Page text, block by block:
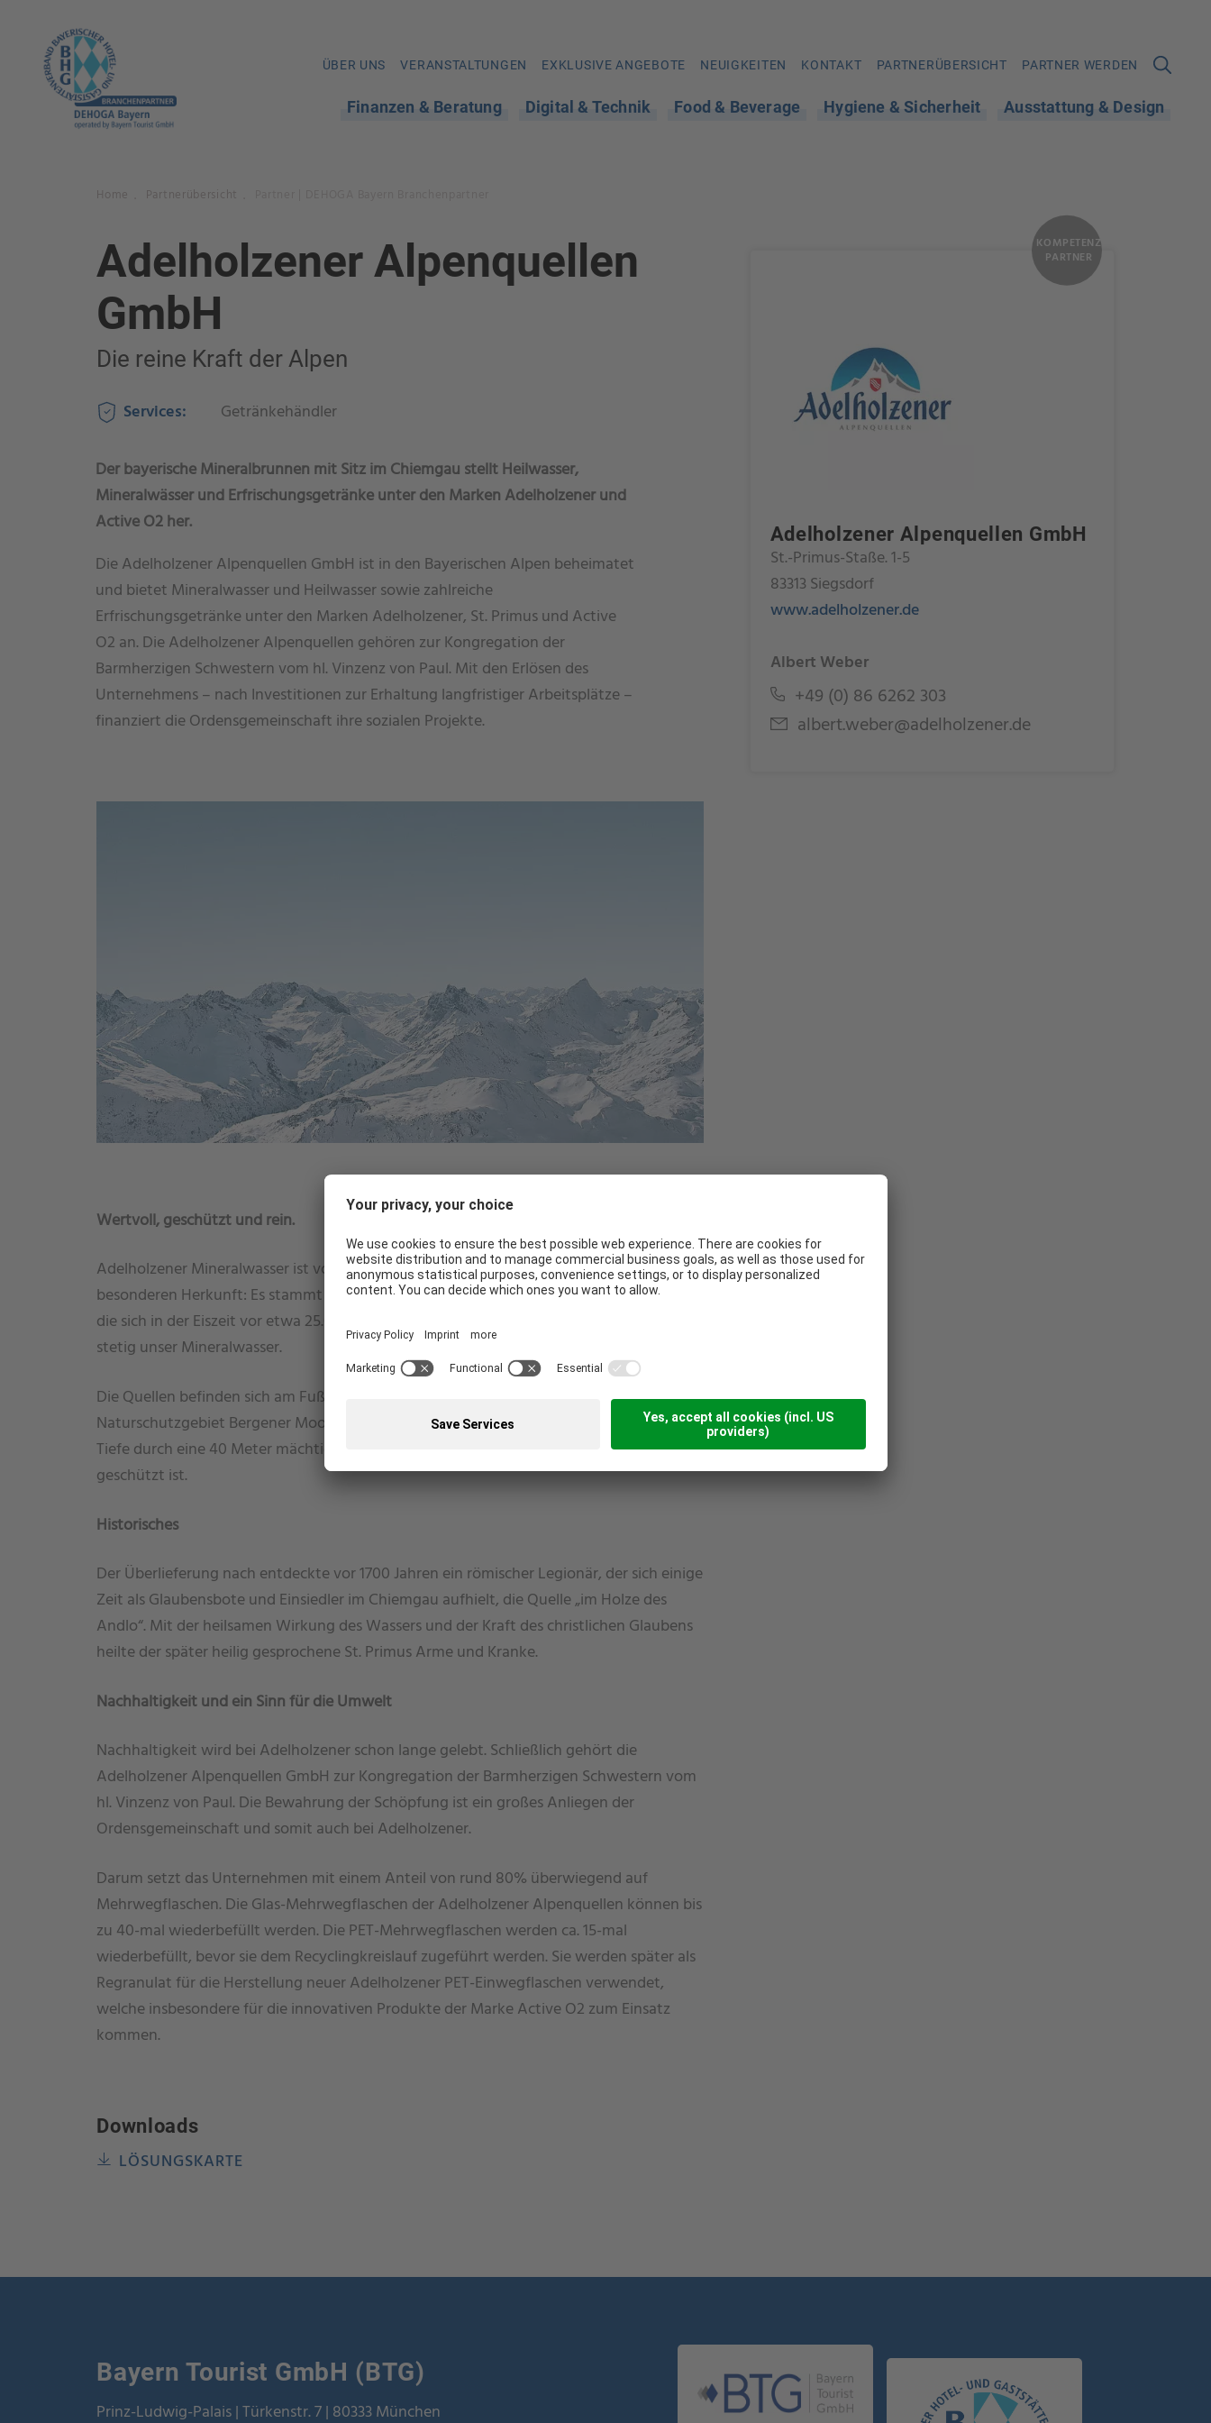
ÜBER UNS VERANSTALTUNGEN EXKLUSIVE ANGEBOTE NEUIGKEITEN KONTAKT PARTNERÜBERSICHT PARTNER WERDEN
Finanzen & Beratung Digital & Technik Food & Beverage Hygiene & Sicherheit Ausstattung & Design
KOMPETENZ
PARTNER
Adelholzener Alpenquellen GmbH
St.-Primus-Staße. 1-5
83313 Siegsdorf
www.adelholzener.de
Albert Weber
+49 (0) 86 6262 303
albert.weber@adelholzener.de
Home Partnerübersicht
Adelholzener Alpenquellen
GmbH
Die reine Kraft der Alpen
Services: Getränkehändler
Der bayerische Mineralbrunnen mit Sitz im Chiemgau stellt Heilwasser,
Mineralwässer und Erfrischungsgetränke unter den Marken Adelholzener und
Active O2 her.
Die Adelholzener Alpenquellen GmbH ist in den Bayerischen Alpen beheimatet
und bietet Mineralwasser und Heilwasser sowie zahlreiche
Erfrischungsgetränke unter den Marken Adelholzener, St. Primus und Active
O2 an. Die Adelholzener Alpenquellen gehören zur Kongregation der
Barmherzigen Schwestern vom hl. Vinzenz von Paul. Mit den Erlösen des
Unternehmens – nach Investitionen zur Erhaltung langfristiger Arbeitsplätze –
finanziert die Ordensgemeinschaft ihre sozialen Projekte.
Wertvoll, geschützt und rein.
Adelholzener Mineralwasser ist von Natur aus rein. Der Grund dafür liegt in seiner ganz
besonderen Herkunft: Es stammt aus einer durch Naturkräfte geschaffenen Geologie,
die sich in der Eiszeit vor etwa 25.000 Jahren formierte. Seit dieser Zeit bildet sich dort
stetig unser Mineralwasser.
Die Quellen befinden sich am Fuße des Hochfelln im Flora-Fauna-Habitat
Naturschutzgebiet Bergener Moos, wo das Adelholzener Mineralwasser in 140 Metern
Tiefe durch eine 40 Meter mächtige, natürliche und wasserundurchlässige Tonschicht
geschützt ist.
Historisches
Der Überlieferung nach entdeckte vor 1700 Jahren ein römischer Legionär, der sich einige
Zeit als Glaubensbote und Einsiedler im Chiemgau aufhielt, die Quelle „im Holze des
Andlo“. Mit der heilsamen Wirkung des Wassers und der Kraft des christlichen Glaubens
heilte der später heilig gesprochene St. Primus Arme und Kranke.
Nachhaltigkeit und ein Sinn für die Umwelt
Nachhaltigkeit wird bei Adelholzener schon lange gelebt. Schließlich gehört die
Adelholzener Alpenquellen GmbH zur Kongregation der Barmherzigen Schwestern vom
hl. Vinzenz von Paul. Die Bewahrung der Schöpfung ist ein großes Anliegen der
Ordensgemeinschaft und somit auch bei Adelholzener.
Darum setzt das Unternehmen mit einem Anteil von rund 80% überwiegend auf
Mehrwegflaschen. Die Glas-Mehrwegflaschen der Adelholzener Alpenquellen können bis
zu 40-mal wiederbefüllt werden. Die PET-Mehrwegflaschen werden ca. 15-mal
wiederbefüllt, bevor sie dem Recyclingkreislauf zugeführt werden. Sie werden später als
Regranulat für die Herstellung neuer Adelholzener PET-Einwegflaschen verwendet,
welche insbesondere für die innovativen Produkte der Marke Active O2 zum Einsatz
kommen.
Downloads
LÖSUNGSKARTE
Bayern Tourist GmbH (BTG)
Prinz-Ludwig-Palais | Türkenstr. 7 | 80333 München